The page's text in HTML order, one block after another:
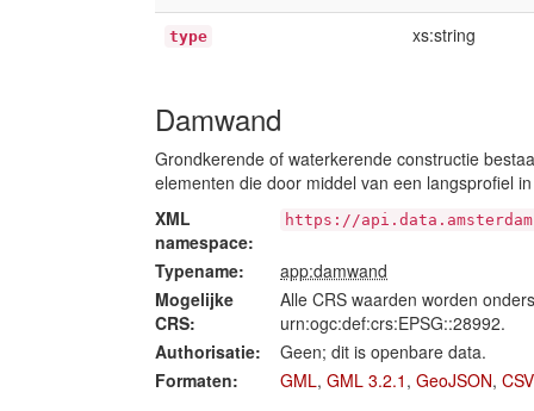
type xs:string
Damwand
Grondkerende of waterkerende constructie
elementen die door middel van een langsprofiel
XML
namespace:
https://
Typename:
app:damwand
Mogelijke
CRS:
Alle CRS waarden worden
urn:ogc:def:crs:EPSG::28992.
Authorisatie:
Geen; dit is openbare data.
Formaten:
GML, GML 3.2.1 , GeoJSON, CSV